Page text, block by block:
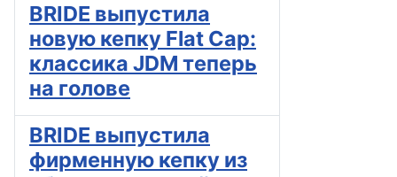
BRIDE выпустила
новую кепку Flat Cap:
классика JDM теперь
на голове
BRIDE выпустила
фирменную кепку из